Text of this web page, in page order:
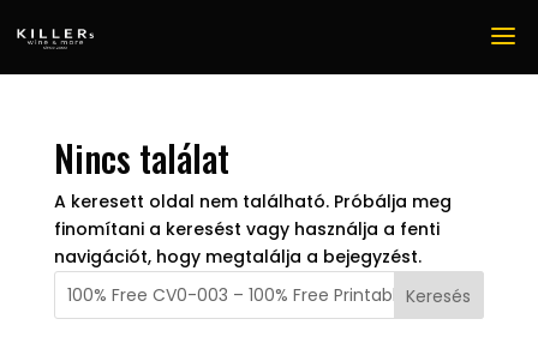
Nincs találat
A keresett oldal nem található. Próbálja meg
finomítani a keresést vagy használja a fenti
navigációt, hogy megtalálja a bejegyzést.
Keresés